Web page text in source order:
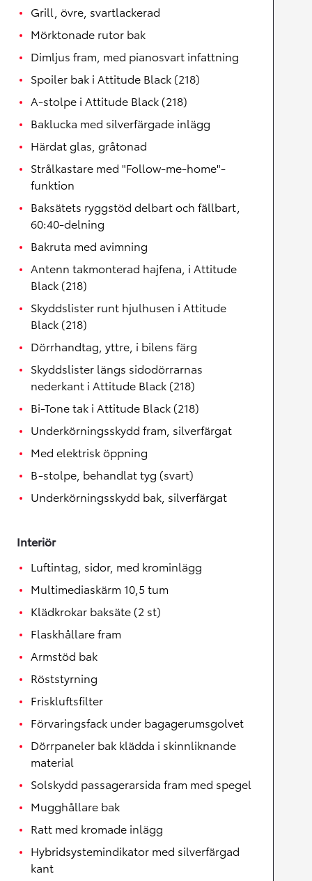
Grill, övre, svartlackerad
Mörktonade rutor bak
Dimljus fram, med pianosvart infattning
Spoiler bak i Attitude Black (218)
A-stolpe i Attitude Black (218)
Baklucka med silverfärgade inlägg
Härdat glas, gråtonad
Strålkastare med "Follow-me-home"-
funktion
Baksätets ryggstöd delbart och fällbart,
60:40-delning
Bakruta med avimning
Antenn takmonterad hajfena, i Attitude
Black (218)
Skyddslister runt hjulhusen i Attitude
Black (218)
Dörrhandtag, yttre, i bilens färg
Skyddslister längs sidodörrarnas
nederkant i Attitude Black (218)
Bi-Tone tak i Attitude Black (218)
Underkörningsskydd fram, silverfärgat
Med elektrisk öppning
B-stolpe, behandlat tyg (svart)
Underkörningsskydd bak, silverfärgat
Interiör
Luftintag, sidor, med krominlägg
Multimediaskärm 10,5 tum
Klädkrokar baksäte (2 st)
Flaskhållare fram
Armstöd bak
Röststyrning
Friskluftsfilter
Förvaringsfack under bagagerumsgolvet
Dörrpaneler bak klädda i skinnliknande
material
Solskydd passagerarsida fram med spegel
Mugghållare bak
Ratt med kromade inlägg
Hybridsystemindikator med silverfärgad
kant